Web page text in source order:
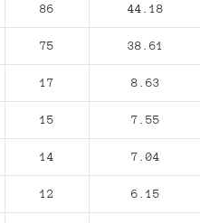
86 44.18
75 38.61
17 8.63
15 7.55
14 7.04
12 6.15